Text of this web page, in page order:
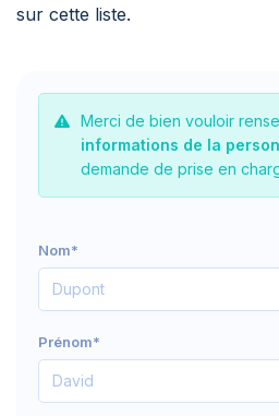
sur cette liste.
Merci de bien vouloir
informations de la
demande de prise en
Nom*
Prénom*